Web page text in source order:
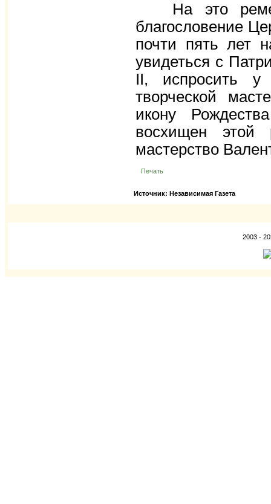
На это
благословение
почти пять лет
увидеться с
II, испросить у
творческой
икону
восхищен этой
мастерство
Печать
Источник: Независимая Газета
2003 -